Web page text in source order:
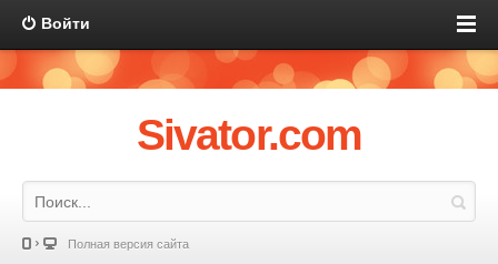
Войти
Sivator.com
Полная версия сайта